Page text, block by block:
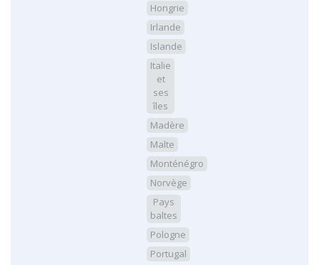
Hongrie
Irlande
Islande
Italie
et
ses
îles
Madère
Malte
Monténégro
Norvège
Pays
baltes
Pologne
Portugal